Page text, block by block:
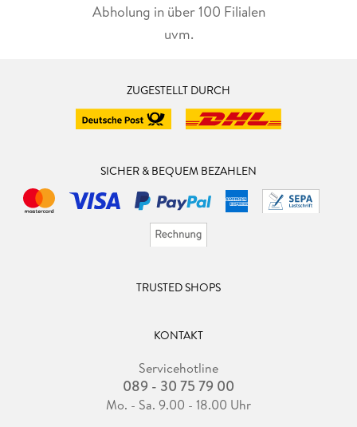
Abholung in über 100 Filialen
uvm.
ZUGESTELLT DURCH
SICHER & BEQUEM BEZAHLEN
TRUSTED SHOPS
KONTAKT
Servicehotline
089 - 30 75 79 00
Mo. - Sa. 9.00 - 18.00 Uhr